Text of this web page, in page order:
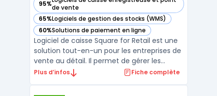
95%de vente
— voir Square for Retail dans cette catégorie
65%Logiciels de gestion des stocks (WMS)
— voir Square for Retail dans cette catégorie
60%Solutions de paiement en ligne
— voir Square for Retail dans cette catégorie
Logiciel de caisse Square for Retail est une
solution tout-en-un pour les entreprises de
vente au détail. Il permet de gérer les
stocks, les ventes, les employés et les
Plus d’infos Fiche complète